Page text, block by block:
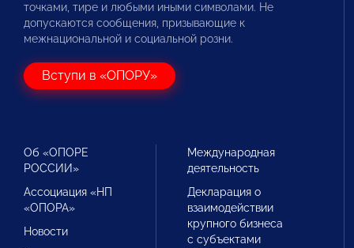
точками, тире и любыми иными символами. Не
допускаются сообщения, призывающие к
межнациональной и социальной розни.
Вступи в «ОПОРУ»
Об «ОПОРЕ
РОССИИ»
Ассоциация «НП
«ОПОРА»
Новости
Международная
деятельность
Декларация о
взаимодействии
крупного бизнеса
с субъектами